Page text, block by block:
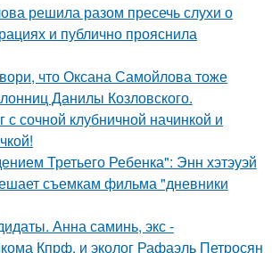
решила разом пресечь слухи о
и публично прояснила
что Оксана Самойлова тоже
Данилы Козловского.
сочной клубничной начинкой и
Третьего Ребенка": Энн хэтэуэй
съемкам фильма "дневники
Анна саминь, экс -
Кпрф, и эколог Рафаэль Петросян